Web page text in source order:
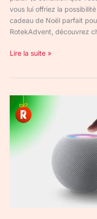
vous lui offriez la
cadeau de Noël parfait
RotekAdvent, découvrez
Lire la suite »
HomePod
Mini
:
l’enceinte
connectée